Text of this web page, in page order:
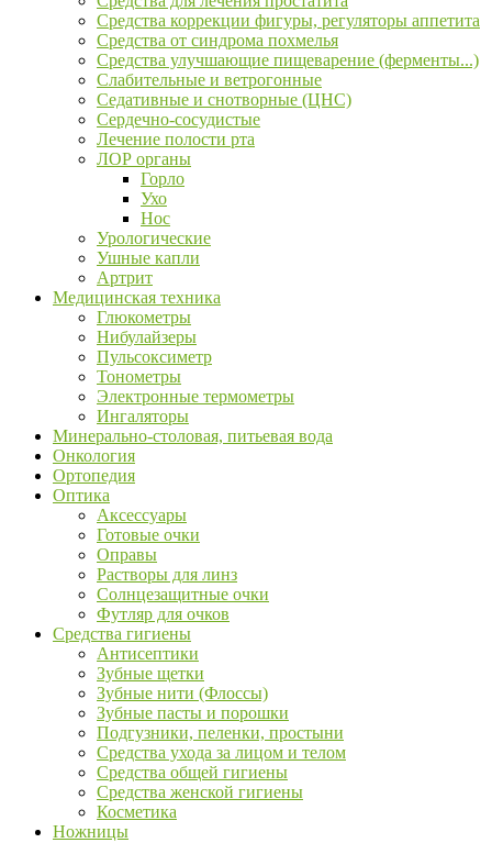
Средства коррекции фигуры, регуляторы аппетита
Средства от синдрома похмелья
Средства улучшающие пищеварение (ферменты...)
Слабительные и ветрогонные
Седативные и снотворные (ЦНС)
Сердечно-сосудистые
Лечение полости рта
ЛОР органы
Горло
Ухо
Нос
Урологические
Ушные капли
Артрит
Медицинская техника
Глюкометры
Нибулайзеры
Пульсоксиметр
Тонометры
Электронные термометры
Ингаляторы
Минерально-столовая, питьевая вода
Онкология
Ортопедия
Оптика
Аксессуары
Готовые очки
Оправы
Растворы для линз
Солнцезащитные очки
Футляр для очков
Средства гигиены
Антисептики
Зубные щетки
Зубные нити (Флоссы)
Зубные пасты и порошки
Подгузники, пеленки, простыни
Средства ухода за лицом и телом
Средства общей гигиены
Средства женской гигиены
Косметика
Ножницы